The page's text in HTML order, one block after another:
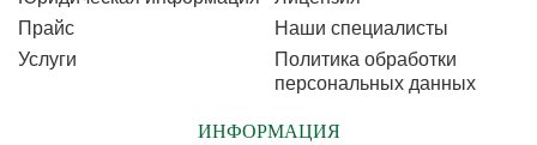
Прайс
Наши специалисты
Услуги
Политика обработки
персональных данных
ИНФОРМАЦИЯ